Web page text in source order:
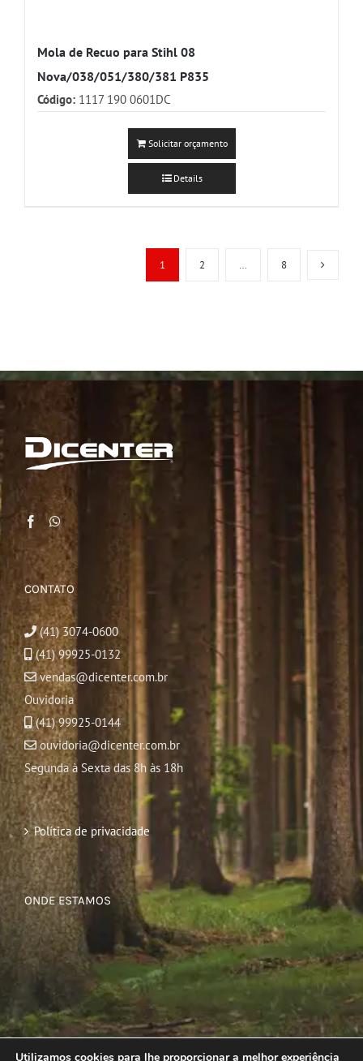
Mola de Recuo para Stihl 08
Nova/038/051/380/381 P835
Código: 1117 190 0601DC
Solicitar orçamento
Details
1 2 … 8
CONTATO
(41) 3074-0600
(41) 99925-0132
vendas@dicenter.com.br
Ouvidoria
(41) 99925-0144
ouvidoria@dicenter.com.br
Segunda à Sexta das 8h às 18h
Política de privacidade
ONDE ESTAMOS
Utilizamos cookies para lhe proporcionar a melhor experiência